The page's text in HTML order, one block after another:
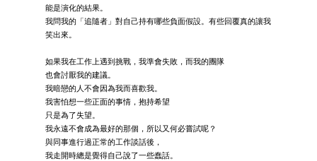
能是演化的結果。
我問我的「追隨者」對自己持有哪些負面假設。有些回覆真的讓我
笑出來。
如果我在工作上遇到挑戰，我準會失敗，而我的團隊
也會討厭我的建議。
我暗戀的人不會因為我而喜歡我。
我害怕想一些正面的事情，抱持希望
只是為了失望。
我永遠不會成為最好的那個，所以又何必嘗試呢？
與同事進行過正常的工作談話後，
我走開時總是覺得自己說了一些蠢話。